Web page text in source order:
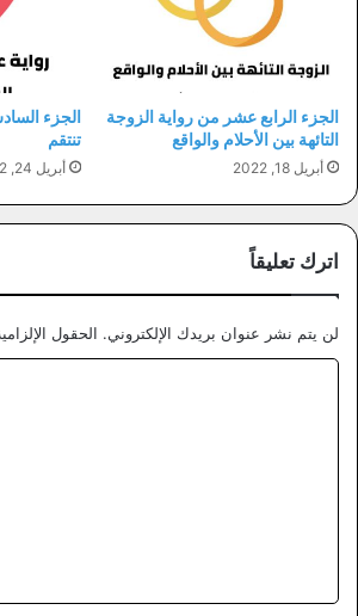
الجزء الرابع عشر من رواية الزوجة
التائهة بين الأحلام والواقع
أبريل 18, 2022
الجزء
تنتقم
أبريل 24, 2022
اترك تعليقاً
لن يتم نشر عنوان بريدك الإلكتروني. الحقول